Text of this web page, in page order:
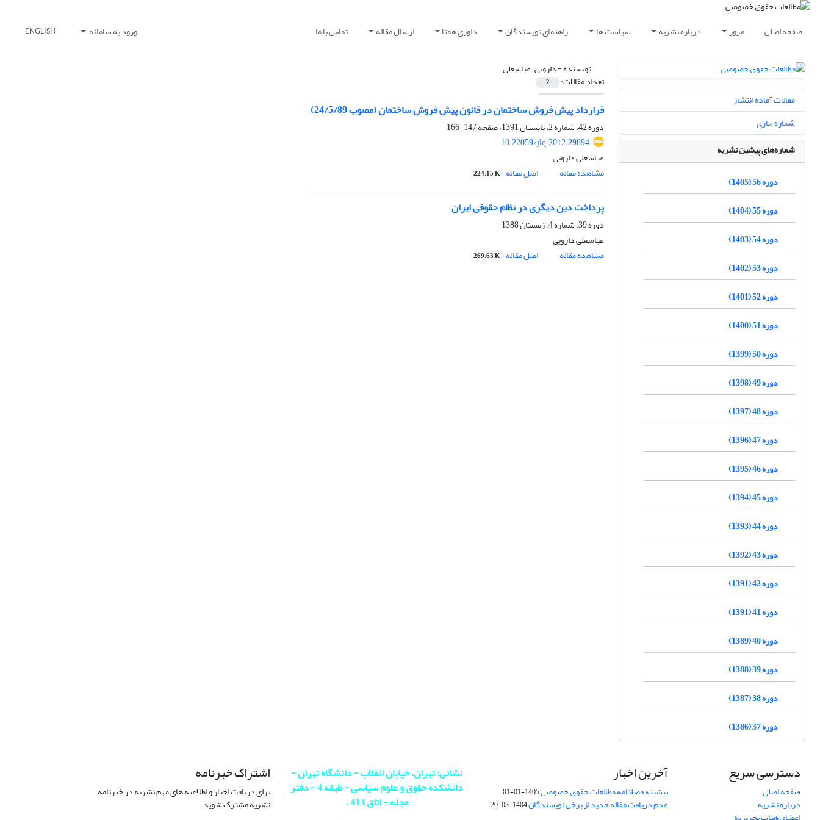
صفحه اصلی مرور درباره نشریه سیاست ها راهنمای نویسندگان داوری همتا ارسال مقاله تماس با ما ورود به سامانه ENGLISH
نویسنده =دارویی، عباسعلی
تعداد مقالات: 2
قرارداد پیش فروش ساختمان در قانون پیش فروش ساختمان (مصوب 24/5/89)
دوره 42، شماره 2، تابستان 1391، صفحه
147-166
10.22059/jlq.2012.29894
عباسعلی دارویی
مشاهده مقاله
اصل مقاله 224.15 K
پرداخت دین دیگری در نظام حقوقی ایران
دوره 39، شماره 4، زمستان 1388
عباسعلی دارویی
مشاهده مقاله
اصل مقاله 269.63 K
مقالات آماده انتشار
شماره جاری
شماره‌های پیشین نشریه
دوره 56 (1405)
دوره 55 (1404)
دوره 54 (1403)
دوره 53 (1402)
دوره 52 (1401)
دوره 51 (1400)
دوره 50 (1399)
دوره 49 (1398)
دوره 48 (1397)
دوره 47 (1396)
دوره 46 (1395)
دوره 45 (1394)
دوره 44 (1393)
دوره 43 (1392)
دوره 42 (1391)
دوره 41 (1391)
دوره 40 (1389)
دوره 39 (1388)
دوره 38 (1387)
دوره 37 (1386)
دسترسی سریع
صفحه اصلی
درباره نشریه
آخرین اخبار
پیشینه فصلنامه مطالعات حقوق خصوصی1405-01-01
عدم دریافت مقاله جدید از برخی نویسندگان1404-03-20
نشانی: تهران، خیابان انقلاب - دانشگاه تهران -
دانشکده حقوق و علوم سیاسی - طبقه 4 - دفتر
مجله - اتاق 413
.
اشتراک خبرنامه
برای دریافت اخبار و اطلاعیه های مهم نشریه در خبرنامه
نشریه مشترک شوید.